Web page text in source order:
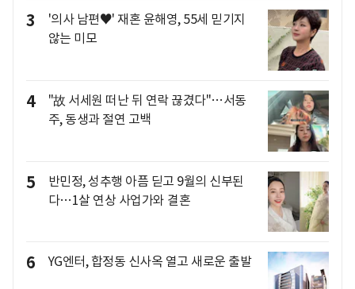
3
'의사 남편♥' 재혼 윤해영, 55세 믿기지
않는 미모
4
"故 서세원 떠난 뒤 연락 끊겼다"…서동
주, 동생과 절연 고백
5
반민정, 성추행 아픔 딛고 9월의 신부된
다…1살 연상 사업가와 결혼
6 YG엔터, 합정동 신사옥 열고 새로운 출발